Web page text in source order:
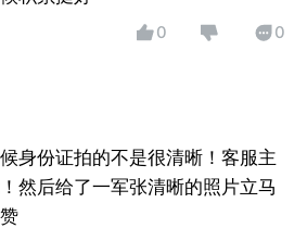
0 0
身份证拍的不是很清晰！客服主
然后给了一军张清晰的照片立马